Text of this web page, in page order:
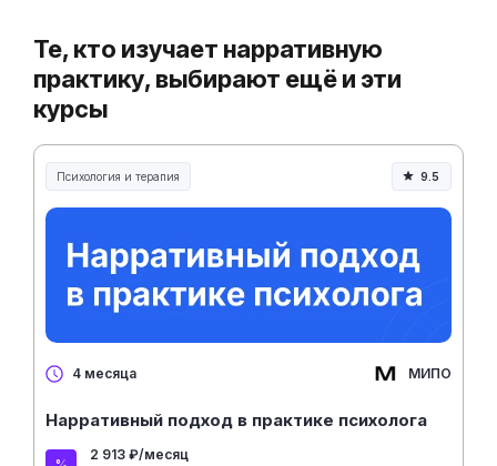
Те, кто изучает нарративную
практику, выбирают ещё и эти
курсы
Психология и терапия 9.5
4 месяца МИПО
Нарративный подход в практике психолога
2 913 ₽/месяц